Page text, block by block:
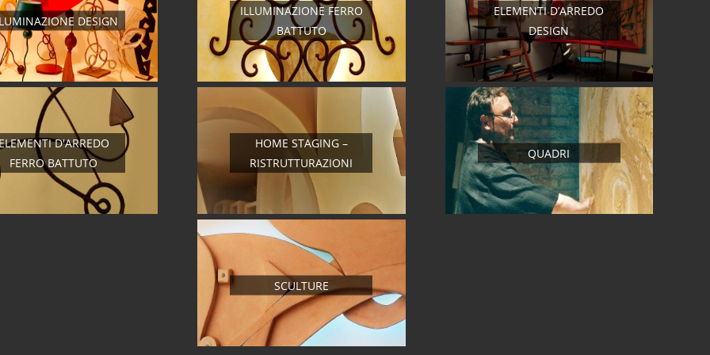
DESIGN
D'ARREDO
FERRO BATTUTO
ILLUMINAZIONE FERRO
BATTUTO
HOME STAGING –
RISTRUTTURAZIONI
SCULTURE
ELEMENTI D’ARREDO
DESIGN
QUADRI